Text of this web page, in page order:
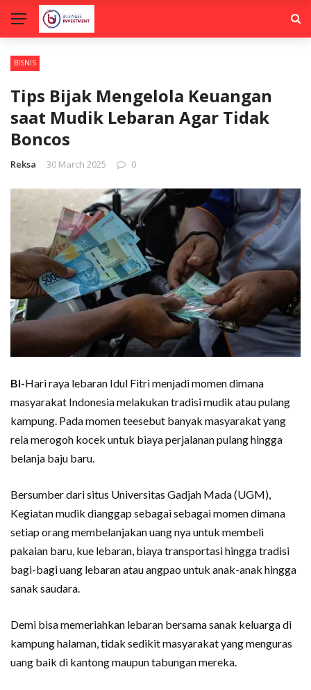
BISNIS
Tips Bijak Mengelola Keuangan
saat Mudik Lebaran Agar Tidak
Boncos
Reksa 30 March 2025 0
BI-Hari raya lebaran Idul Fitri menjadi momen dimana
masyarakat Indonesia melakukan tradisi mudik atau pulang
kampung. Pada momen teesebut banyak masyarakat yang
rela merogoh kocek untuk biaya perjalanan pulang hingga
belanja baju baru.
Bersumber dari situs Universitas Gadjah Mada (UGM),
Kegiatan mudik dianggap sebagai sebagai momen dimana
setiap orang membelanjakan uang nya untuk membeli
pakaian baru, kue lebaran, biaya transportasi hingga tradisi
bagi-bagi uang lebaran atau angpao untuk anak-anak hingga
sanak saudara.
Demi bisa memeriahkan lebaran bersama sanak keluarga di
kampung halaman, tidak sedikit masyarakat yang menguras
uang baik di kantong maupun tabungan mereka.